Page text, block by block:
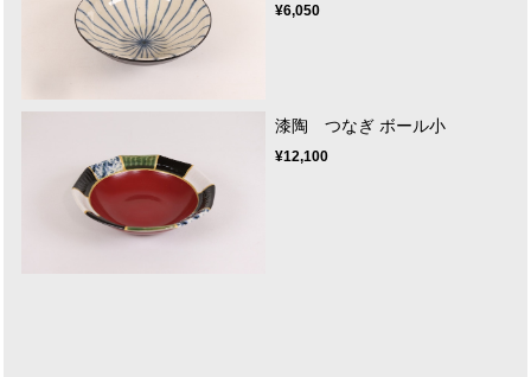
¥6,050
漆陶 つなぎ ボール小
¥12,100